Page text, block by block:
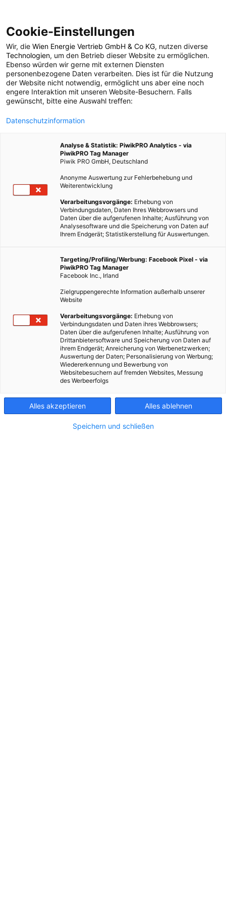
POSTS BY TAG
UN
1 BEITRAG
Cookie-Einstellungen
Wir, die Wien Energie Vertrieb GmbH & Co KG, nutzen diverse
Technologien, um den Betrieb dieser Website zu ermöglichen.
Ebenso würden wir gerne mit externen Diensten
personenbezogene Daten verarbeiten. Dies ist für die Nutzung
der Website nicht notwendig, ermöglicht uns aber eine noch
engere Interaktion mit unseren Website-Besuchern. Falls
gewünscht, bitte eine Auswahl treffen:
Datenschutzinformation
Analyse & Statistik: PiwikPRO Analytics - via
PiwikPRO Tag Manager
Piwik PRO GmbH, Deutschland
Anonyme Auswertung zur Fehlerbehebung und
Weiterentwicklung
Verarbeitungsvorgänge: Erhebung von
Verbindungsdaten, Daten Ihres Webbrowsers und
Daten über die aufgerufenen Inhalte; Ausführung von
Analysesoftware und die Speicherung von Daten auf
Ihrem Endgerät; Statistikerstellung für Auswertungen.
Targeting/Profiling/Werbung: Facebook Pixel - via
PiwikPRO Tag Manager
Facebook Inc., Irland
Zielgruppengerechte Information außerhalb unserer
Website
Verarbeitungsvorgänge: Erhebung von
Verbindungsdaten und Daten ihres Webbrowsers;
Daten über die aufgerufenen Inhalte; Ausführung von
Drittanbietersoftware und Speicherung von Daten auf
ihrem Endgerät; Anreicherung von Werbenetzwerken;
Auswertung der Daten; Personalisierung von Werbung;
Wiedererkennung und Bewerbung von
Websitebesuchern auf fremden Websites, Messung
des Werbeerfolgs
Alles akzeptieren Alles ablehnen
Speichern und schließen